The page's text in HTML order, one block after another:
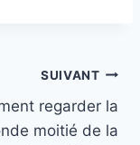
SUIVANT
regarder la
moitié de la